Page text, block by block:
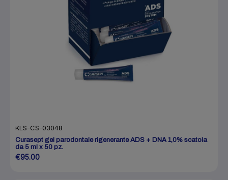
KLS-CS-03048
Curasept gel parodontale rigenerante ADS + DNA 1,0% scatola
da 5 ml x 50 pz.
€95.00